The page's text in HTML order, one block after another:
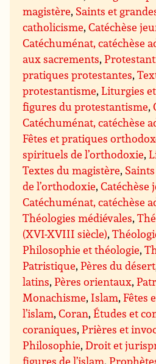
magistère, Saints et
catholicisme,Catéchèse
Catéchuménat, catéchèse
aux sacrements,
pratiques protestantes,
protestantisme,Liturgies
figures du protestantisme,
Catéchuménat, catéchèse
Fêtes et pratiques
spirituels de l’orthodoxie,
Textes du magistère,
de l’orthodoxie,Catéchèse
Catéchuménat, catéchèse
Théologies médiévales,
(XVI-XVIII siècle),
Philosophie et théologie,
Patristique,Pères du désert
latins,Pères orientaux,
Monachisme, Islam,Fêtes
l’islam,Coran,Études et
coraniques,Prières et
Philosophie,Droit et
figures de l’islam,